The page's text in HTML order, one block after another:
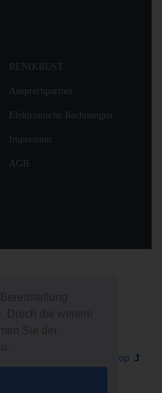
RENIKRUST
Ansprechpartner
Elektronische Rechnungen
Impressum
AGB
Go to Top